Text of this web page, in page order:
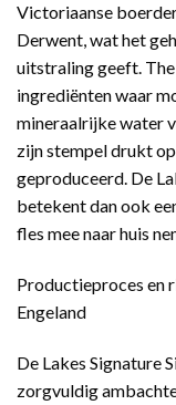
Victoriaanse
Derwent, wat het
uitstraling geeft.
ingrediënten waar
mineraalrijke water
zijn stempel drukt
geproduceerd. De
betekent dan ook
fles mee naar huis
Productieproces en
Engeland
De Lakes Signature
zorgvuldig